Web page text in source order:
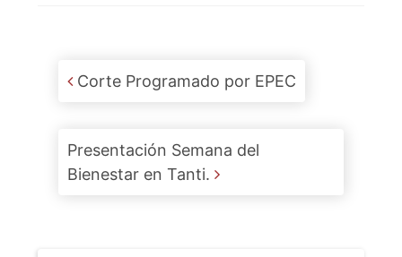
Post navigation
Corte Programado por EPEC
Presentación Semana del
Bienestar en Tanti.